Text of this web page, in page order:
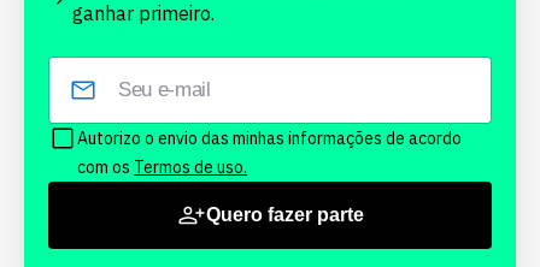
ganhar primeiro.
Autorizo o envio das minhas informações de acordo
com os Termos de uso.
Quero fazer parte